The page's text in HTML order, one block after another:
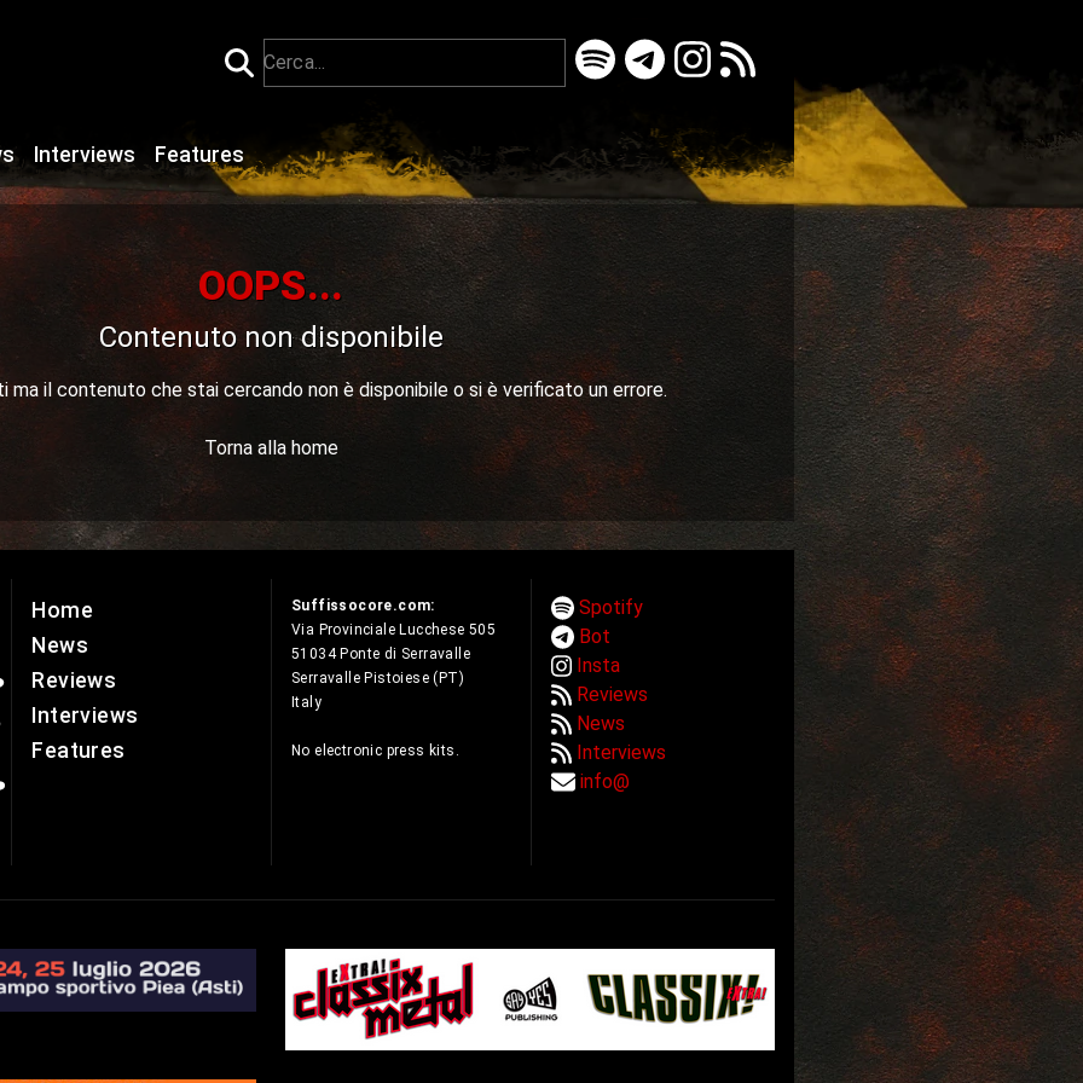
Interviews Features
OOPS...
Contenuto non disponibile
ma il contenuto che stai cercando non è disponibile o si è verificato un errore.
Torna alla home
Home
News
Reviews
Interviews
Features
Suffissocore.com:
Via Provinciale Lucchese 505
51034 Ponte di Serravalle
Serravalle Pistoiese (PT)
Italy
No electronic press kits.
Spotify
Bot
Insta
Reviews
News
Interviews
info@